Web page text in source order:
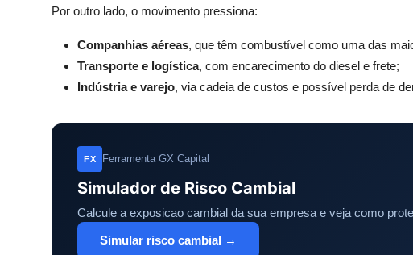
Por outro lado, o movimento pressiona:
Companhias aéreas, que têm combustível como uma das
Transporte e logística, com encarecimento do diesel e frete;
Indústria e varejo, via cadeia de custos e possível perda de
FX Ferramenta GX Capital
Simulador de Risco Cambial
Calcule a exposicao cambial da sua empresa e veja como
Simular risco cambial →